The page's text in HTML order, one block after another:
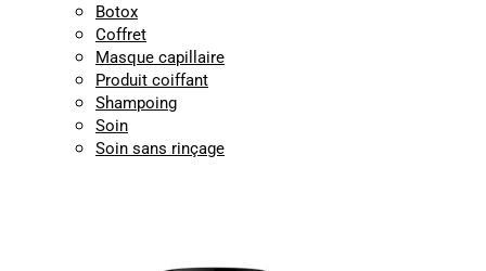
Botox
Coffret
Masque capillaire
Produit coiffant
Shampoing
Soin
Soin sans rinçage